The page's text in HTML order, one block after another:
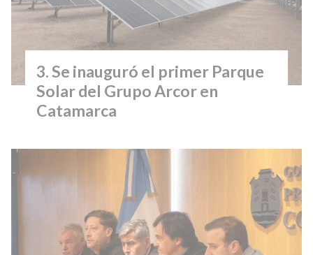
Se inauguró el primer Parque
Solar del Grupo Arcor en
Catamarca